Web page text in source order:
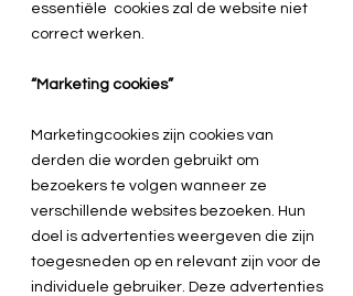
essentiële cookies zal de website niet
correct werken.
“Marketing cookies”
Marketingcookies zijn cookies van
derden die worden gebruikt om
bezoekers te volgen wanneer ze
verschillende websites bezoeken. Hun
doel is advertenties weergeven die zijn
toegesneden op en relevant zijn voor de
individuele gebruiker. Deze advertenties